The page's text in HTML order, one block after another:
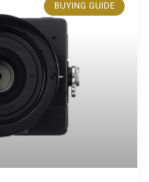
BUYING GUIDE